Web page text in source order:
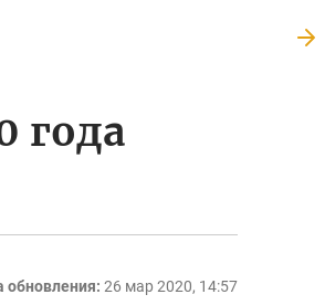
года
обновления: 26 мар 2020, 14:57